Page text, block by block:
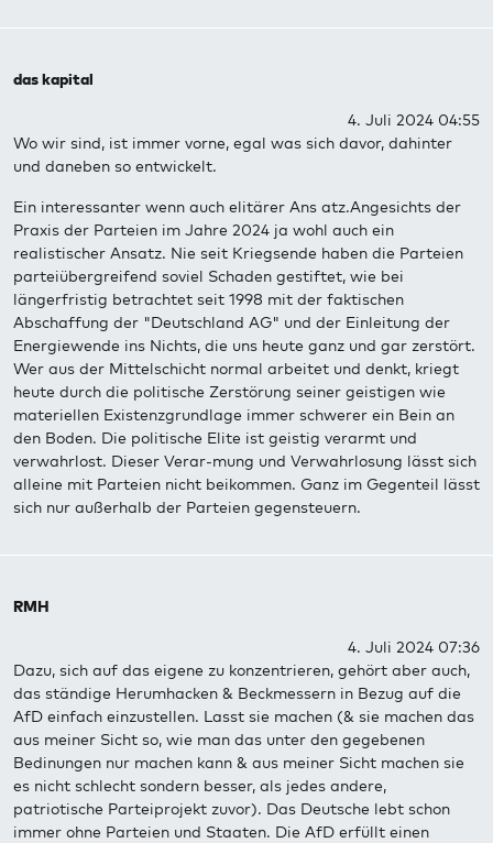
das kapital
4. Juli 2024 04:55
Wo wir sind, ist immer vorne, egal was sich davor, dahinter
und daneben so entwickelt.
Ein interessanter wenn auch elitärer Ans atz.Angesichts der
Praxis der Parteien im Jahre 2024 ja wohl auch ein
realistischer Ansatz. Nie seit Kriegsende haben die Parteien
parteiübergreifend soviel Schaden gestiftet, wie bei
längerfristig betrachtet seit 1998 mit der faktischen
Abschaffung der "Deutschland AG" und der Einleitung der
Energiewende ins Nichts, die uns heute ganz und gar zerstört.
Wer aus der Mittelschicht normal arbeitet und denkt, kriegt
heute durch die politische Zerstörung seiner geistigen wie
materiellen Existenzgrundlage immer schwerer ein Bein an
den Boden. Die politische Elite ist geistig verarmt und
verwahrlost. Dieser Verar-mung und Verwahrlosung lässt sich
alleine mit Parteien nicht beikommen. Ganz im Gegenteil lässt
sich nur außerhalb der Parteien gegensteuern.
RMH
4. Juli 2024 07:36
Dazu, sich auf das eigene zu konzentrieren, gehört aber auch,
das ständige Herumhacken & Beckmessern in Bezug auf die
AfD einfach einzustellen. Lasst sie machen (& sie machen das
aus meiner Sicht so, wie man das unter den gegebenen
Bedinungen nur machen kann & aus meiner Sicht machen sie
es nicht schlecht sondern besser, als jedes andere,
patriotische Parteiprojekt zuvor). Das Deutsche lebt schon
immer ohne Parteien und Staaten. Die AfD erfüllt einen